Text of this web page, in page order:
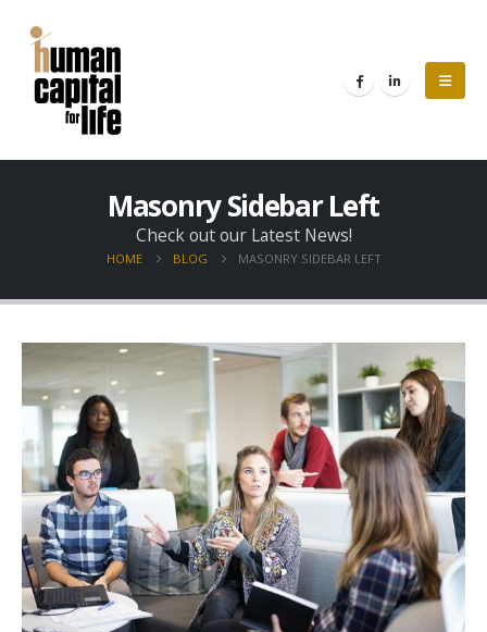
Masonry Sidebar Left
Check out our Latest News!
HOME BLOG MASONRY SIDEBAR LEFT